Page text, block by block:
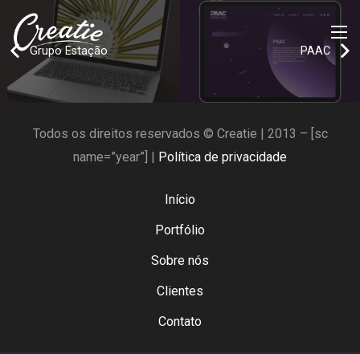
Grupo Estação PAAC
Todos os direitos reservados © Creatie | 2013 – [sc
name=”year”] | Política de privacidade
Início
Portfólio
Sobre nós
Clientes
Contato